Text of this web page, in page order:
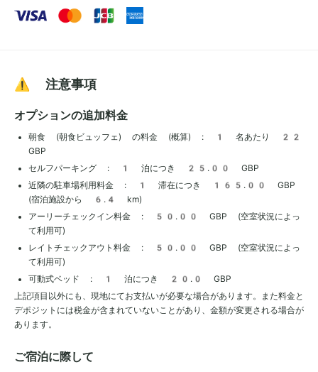
⚠️ 注意事項
オプションの追加料金
朝食 (朝食ビュッフェ) の料金 (概算) : 1 名あたり 22
GBP
セルフパーキング : 1 泊につき 25.00 GBP
近隣の駐車場利用料金 : 1 滞在につき 165.00 GBP
(宿泊施設から 6.4 km)
アーリーチェックイン料金 : 50.00 GBP (空室状況によっ
て利用可)
レイトチェックアウト料金 : 50.00 GBP (空室状況によっ
て利用可)
可動式ベッド : 1 泊につき 20.0 GBP
上記項目以外にも、現地にてお支払いが必要な場合があります。また料金と
デポジットには税金が含まれていないことがあり、金額が変更される場合が
あります。
ご宿泊に際して